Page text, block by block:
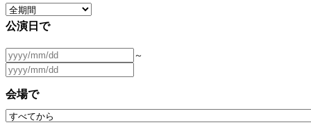
公演日で
～
会場で